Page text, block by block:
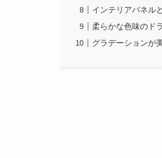
インテリアパネル
柔らかな色味のド
グラデーションが